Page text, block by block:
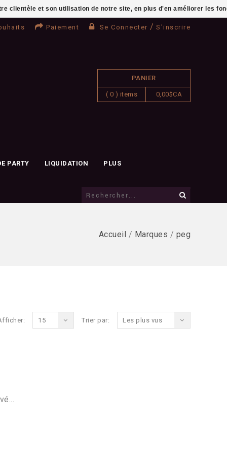
Paiement Se Connecter / S'inscrire
PANIER
( 0 ) items 0,00$CA
PARTY LIQUIDATION PLUS
Accueil / Marques / peg
Trier par: Les plus vus
15
clientèle et son utilisation de notre site, en plus d'en améliorer les